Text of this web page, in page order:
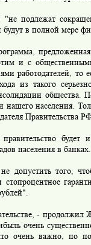
"не подлежат
в полной мере
предложенная
и с
работодателей, то
из такого
общества.
населения.
Правительства
будет и
населения в банках.
того,
-
очень
очень важно, по